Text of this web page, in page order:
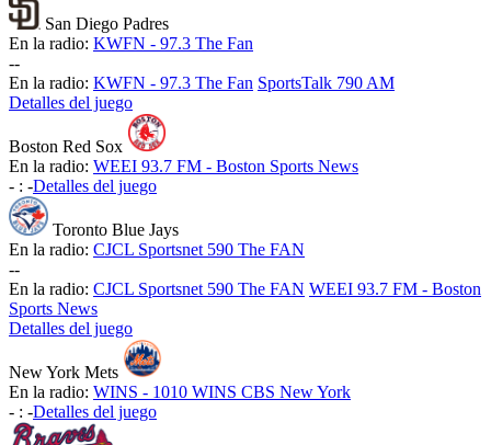
San Diego Padres
En la radio: KWFN - 97.3 The Fan
--
En la radio: KWFN - 97.3 The Fan SportsTalk 790 AM
Detalles del juego
Boston Red Sox
En la radio: WEEI 93.7 FM - Boston Sports News
- : -Detalles del juego
Toronto Blue Jays
En la radio: CJCL Sportsnet 590 The FAN
--
En la radio: CJCL Sportsnet 590 The FAN WEEI 93.7 FM - Boston
Sports News
Detalles del juego
New York Mets
En la radio: WINS - 1010 WINS CBS New York
- : -Detalles del juego